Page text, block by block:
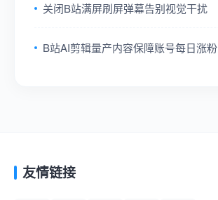
关闭B站满屏刷屏弹幕告别视觉干扰
B站AI剪辑量产内容保障账号每日涨粉
友情链接